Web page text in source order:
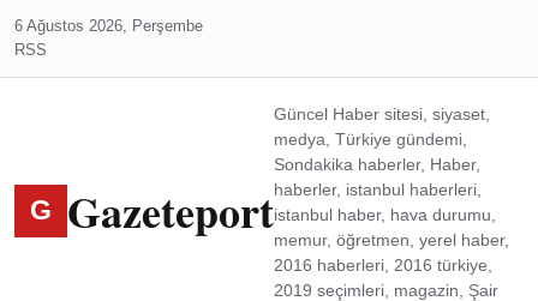
6 Ağustos 2026, Perşembe
RSS
G Gazeteport
Güncel Haber sitesi, siyaset,
medya, Türkiye gündemi,
Sondakika haberler, Haber,
haberler, istanbul haberleri,
istanbul haber, hava durumu,
memur, öğretmen, yerel haber,
2016 haberleri, 2016 türkiye,
2019 seçimleri, magazin, Şair